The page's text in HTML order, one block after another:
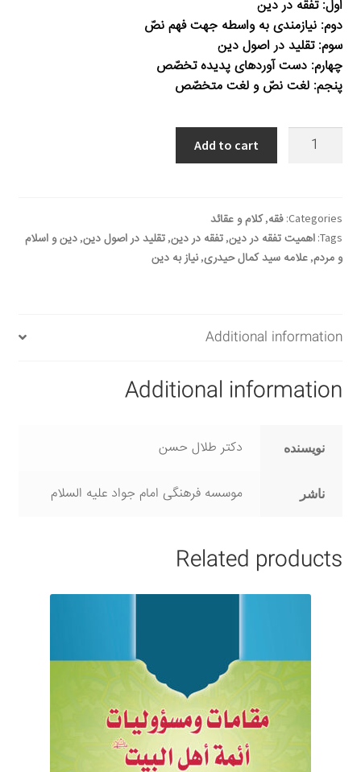
اول: تفقّه در دین
دوم: نیازمندی به واسطه جهت فهم نصّ
سوم: تقلید در اصول دین
چهارم: دست آوردهای پدیده تخصّص
پنجم: لغت نصّ و لغت متخصّص
التفقّه
Add to cart
Categories: فقه,کلام و عقائد
Tags: اهمیت تفقه در دین, تفقه در دین, تقلید در اصول دین, دین و اسلام
و مردم, علامه سید کمال حیدری, نیاز به دین
Additional information
Additional information
نویسنده دکتر طلال حسن
ناشر موسسه فرهنگی امام جواد علیه السلام
Related products